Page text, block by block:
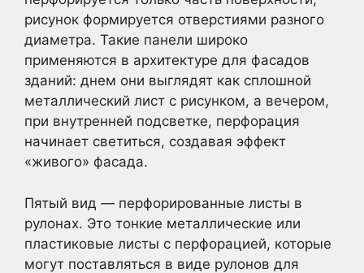
рисунок формируется отверстиями разного
диаметра. Такие панели широко
применяются в архитектуре для фасадов
зданий: днем они выглядят как сплошной
металлический лист с рисунком, а вечером,
при внутренней подсветке, перфорация
начинает светиться, создавая эффект
«живого» фасада.
Пятый вид — перфорированные листы в
рулонах. Это тонкие металлические или
пластиковые листы с перфорацией, которые
могут поставляться в виде рулонов для